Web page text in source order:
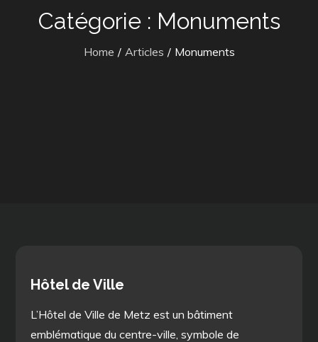
Catégorie : Monuments
Home Articles Monuments
Hôtel de Ville
L’Hôtel de Ville de Metz est un bâtiment
emblématique du centre-ville, symbole de